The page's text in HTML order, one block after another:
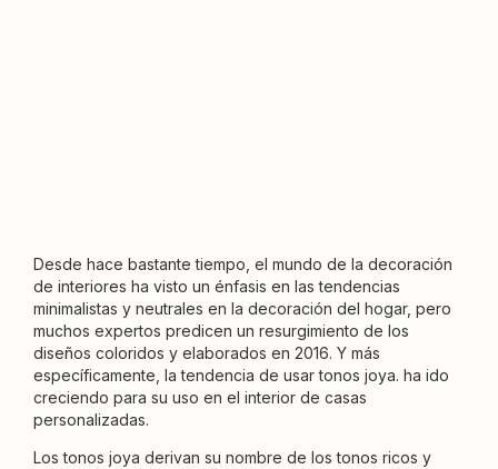
Desde hace bastante tiempo, el mundo de la decoración
de interiores ha visto un énfasis en las tendencias
minimalistas y neutrales en la decoración del hogar, pero
muchos expertos predicen un resurgimiento de los
diseños coloridos y elaborados en 2016. Y más
específicamente, la tendencia de usar tonos joya. ha ido
creciendo para su uso en el interior de casas
personalizadas.
Los tonos joya derivan su nombre de los tonos ricos y